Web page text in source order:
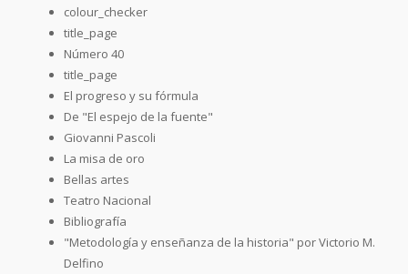
colour_checker
title_page
Número 40
title_page
El progreso y su fórmula
De "El espejo de la fuente"
Giovanni Pascoli
La misa de oro
Bellas artes
Teatro Nacional
Bibliografía
"Metodología y enseñanza de la historia" por Victorio M.
Delfino